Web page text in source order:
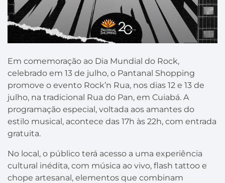
Em comemoração ao Dia Mundial do Rock,
celebrado em 13 de julho, o Pantanal Shopping
promove o evento Rock’n Rua, nos dias 12 e 13 de
julho, na tradicional Rua do Pan, em Cuiabá. A
programação especial, voltada aos amantes do
estilo musical, acontece das 17h às 22h, com entrada
gratuita.
No local, o público terá acesso a uma experiência
cultural inédita, com música ao vivo, flash tattoo e
chope artesanal, elementos que combinam